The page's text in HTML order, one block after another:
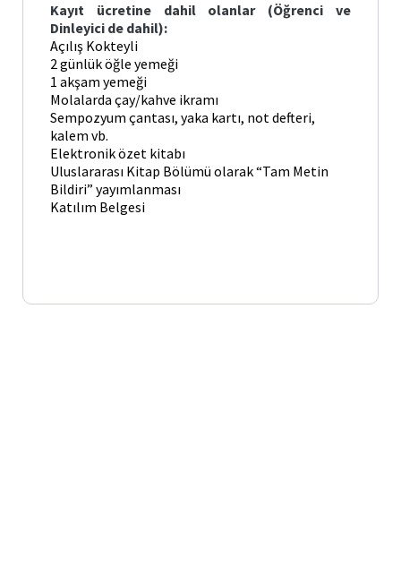
Kayıt ücretine dahil olanlar (Öğrenci ve
Dinleyici de dahil):
Açılış Kokteyli
2 günlük öğle yemeği
1 akşam yemeği
Molalarda çay/kahve ikramı
Sempozyum çantası, yaka kartı, not defteri,
kalem vb.
Elektronik özet kitabı
Uluslararası Kitap Bölümü olarak “Tam Metin
Bildiri” yayımlanması
Katılım Belgesi